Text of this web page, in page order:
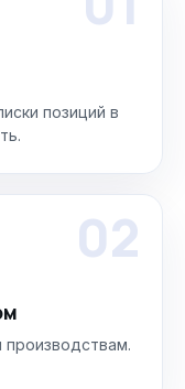
позиций в
02